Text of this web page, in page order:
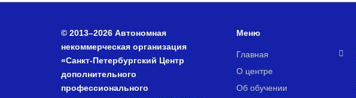
© 2013–2026 Автономная
некоммерческая организация
«Санкт-Петербургский Центр
дополнительного
профессионального
Меню
Главная
О центре
Об обучении